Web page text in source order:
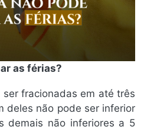
as férias?
fracionadas em até três
deles não pode ser inferior
demais não inferiores a 5